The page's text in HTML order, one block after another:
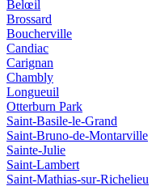
Belœil
Brossard
Boucherville
Candiac
Carignan
Chambly
Longueuil
Otterburn Park
Saint-Basile-le-Grand
Saint-Bruno-de-Montarville
Sainte-Julie
Saint-Lambert
Saint-Mathias-sur-Richelieu